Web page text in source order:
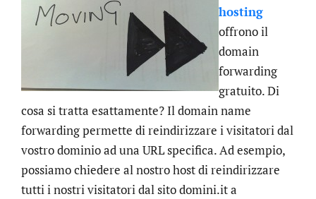
hosting
offrono il
domain
forwarding
gratuito. Di
cosa si tratta esattamente? Il domain name
forwarding permette di reindirizzare i visitatori dal
vostro dominio ad una URL specifica. Ad esempio,
possiamo chiedere al nostro host di reindirizzare
tutti i nostri visitatori dal sito domini.it a